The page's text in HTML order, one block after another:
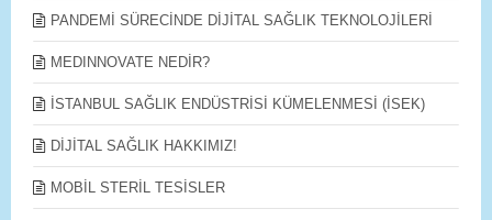
PANDEMİ SÜRECİNDE DİJİTAL SAĞLIK TEKNOLOJİLERİ
MEDINNOVATE NEDİR?
İSTANBUL SAĞLIK ENDÜSTRİSİ KÜMELENMESİ (İSEK)
DİJİTAL SAĞLIK HAKKIMIZ!
MOBİL STERİL TESİSLER